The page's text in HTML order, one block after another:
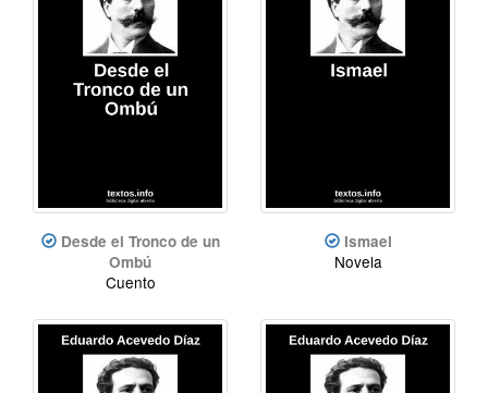
Desde el Tronco de un
Ombú
Cuento
Ismael
Novela